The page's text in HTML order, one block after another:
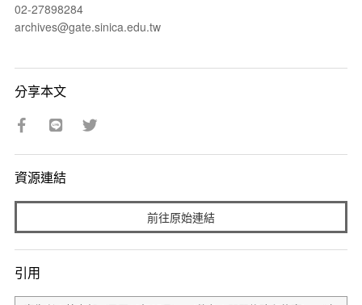
02-27898284
archives@gate.sinica.edu.tw
分享本文
資源連結
前往原始連結
引用